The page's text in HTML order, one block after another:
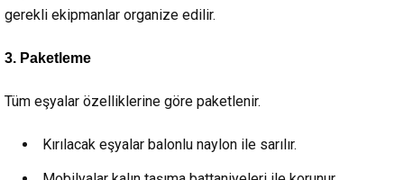
gerekli ekipmanlar organize edilir.
3. Paketleme
Tüm eşyalar özelliklerine göre paketlenir.
Kırılacak eşyalar balonlu naylon ile sarılır.